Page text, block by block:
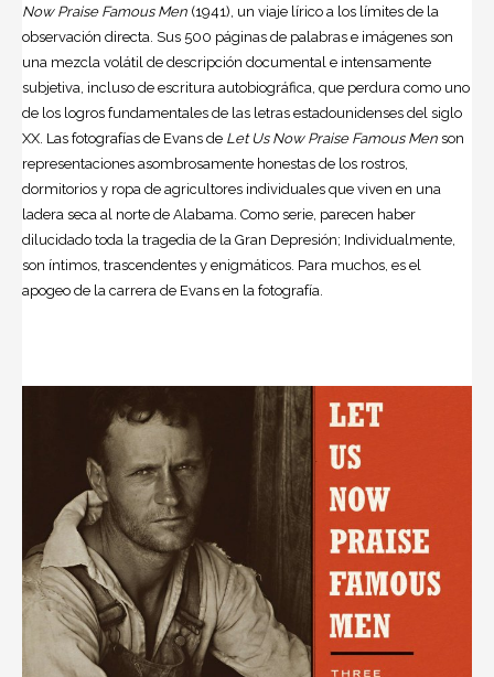
Now Praise Famous Men (1941), un viaje lírico a los límites de la
observación directa. Sus 500 páginas de palabras e imágenes son
una mezcla volátil de descripción documental e intensamente
subjetiva, incluso de escritura autobiográfica, que perdura como uno
de los logros fundamentales de las letras estadounidenses del siglo
XX. Las fotografías de Evans de Let Us Now Praise Famous Men son
representaciones asombrosamente honestas de los rostros,
dormitorios y ropa de agricultores individuales que viven en una
ladera seca al norte de Alabama. Como serie, parecen haber
dilucidado toda la tragedia de la Gran Depresión; Individualmente,
son íntimos, trascendentes y enigmáticos. Para muchos, es el
apogeo de la carrera de Evans en la fotografía.